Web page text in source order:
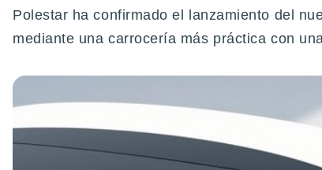
Polestar ha confirmado el lanzamiento del
mediante una carrocería más práctica con